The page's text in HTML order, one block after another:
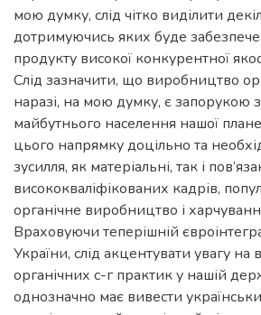
мою думку, слід чітко виділити
дотримуючись яких буде
продукту високої конкурентної
Cлід зазначити, що виробництво
наразі, на мою думку, є запорукою
майбутнього населення нашої
цього напрямку доцільно та
зусилля, як матеріальні, так і
висококваліфікованих кадрів,
органічне виробництво і
Враховуючи теперішній
України, слід акцентувати увагу
органічних с-г практик у нашій
однозначно має вивести